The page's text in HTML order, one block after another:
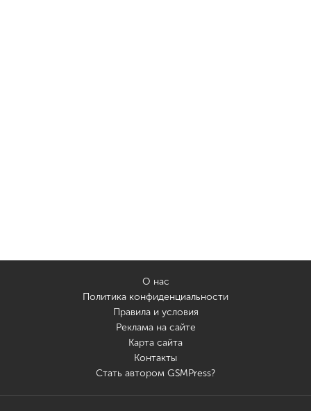
О нас
Политика конфиденциальности
Правила и условия
Реклама на сайте
Карта сайта
Контакты
Стать автором GSMPress?